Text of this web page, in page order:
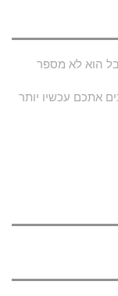
הוא לא מספר
אתכם עכשיו יותר